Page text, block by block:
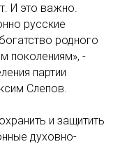
И это важно.
русские
родного
поколениям», -
партии
Слепов.
и защитить
духовно-